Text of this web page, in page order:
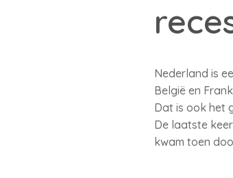
Nederland is
België en
Dat is ook het
De laatste
kwam toen